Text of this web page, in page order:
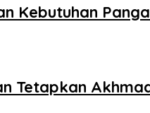
Kebutuhan
Tetapkan